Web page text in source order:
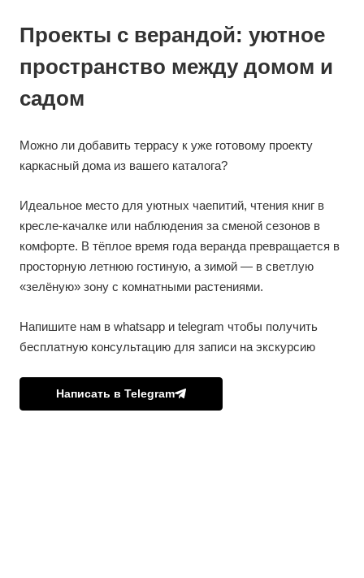
Проекты с верандой: уютное
пространство между домом и
садом
Можно ли добавить террасу к уже готовому проекту
каркасный дома из вашего каталога?
Идеальное место для уютных чаепитий, чтения книг в
кресле-качалке или наблюдения за сменой сезонов в
комфорте. В тёплое время года веранда превращается в
просторную летнюю гостиную, а зимой — в светлую
«зелёную» зону с комнатными растениями.
Напишите нам в whatsapp и telegram чтобы получить
бесплатную консультацию для записи на экскурсию
Написать в Telegram